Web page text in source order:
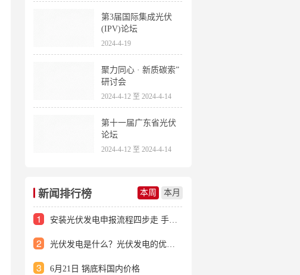
第3届国际集成光伏
(IPV)论坛
2024-4-19
聚力同心 · 新质碳索”
研讨会
2024-4-12 至 2024-4-14
第十一届广东省光伏
论坛
2024-4-12 至 2024-4-14
新闻排行榜 本周 本月
1 安装光伏发电申报流程四步走 手把手教你装起光伏电站
2 光伏发电是什么？光伏发电的优缺点有哪些？
3 6月21日 锅底料国内价格